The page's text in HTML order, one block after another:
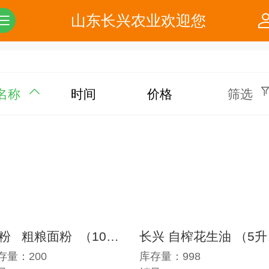
山东长兴农业欢迎您
称 时间 价格 筛选
精粉 粗粮面粉 （10斤装）
量：200
长
库存量：998